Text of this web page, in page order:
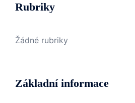
Rubriky
Žádné rubriky
Základní informace